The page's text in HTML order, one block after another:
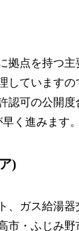
拠点を持つ
ています
可の公開
く進みます。
)
、ガス給湯
市・ふじみ